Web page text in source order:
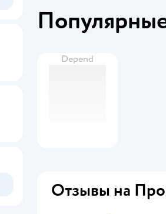
Depend
Отзывы на